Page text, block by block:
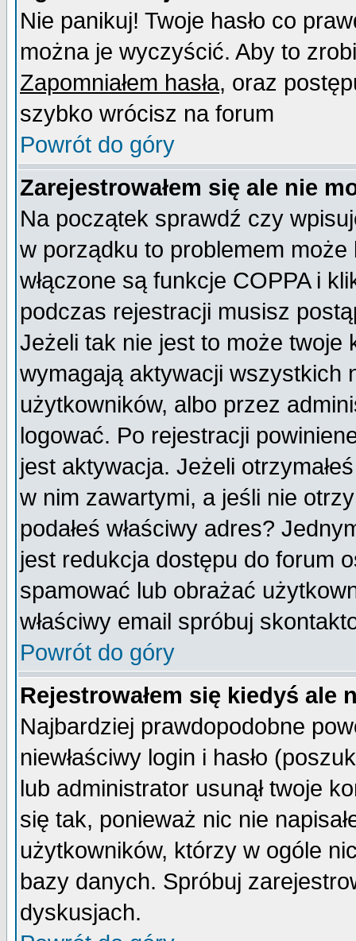
Nie panikuj! Twoje hasło co
można je wyczyścić. Aby to
Zapomniałem hasła, oraz
szybko wrócisz na forum
Powrót do góry
Zarejestrowałem się ale nie
Na początek sprawdź czy
w porządku to problemem
włączone są funkcje COPPA i
podczas rejestracji musisz
Jeżeli tak nie jest to może twoje
wymagają aktywacji wszystkich
użytkowników, albo przez
logować. Po rejestracji
jest aktywacja. Jeżeli
w nim zawartymi, a jeśli nie
podałeś właściwy adres?
jest redukcja dostępu do forum
spamować lub obrażać
właściwy email spróbuj
Powrót do góry
Rejestrowałem się kiedyś ale
Najbardziej prawdopodobne
niewłaściwy login i hasło
lub administrator usunął twoje
się tak, ponieważ nic nie
użytkowników, którzy w ogóle
bazy danych. Spróbuj
dyskusjach.